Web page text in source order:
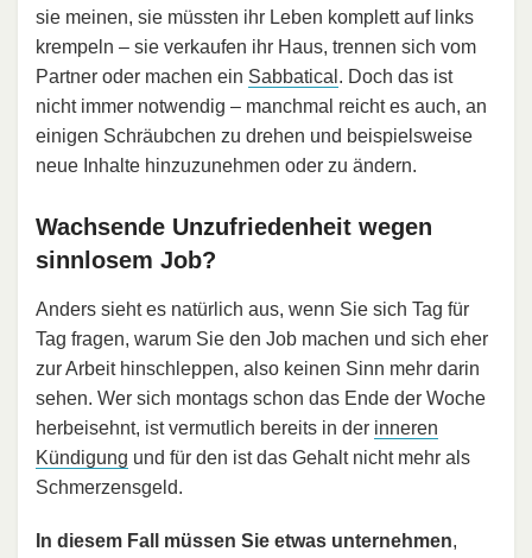
sie meinen, sie müssten ihr Leben komplett auf links
krempeln – sie verkaufen ihr Haus, trennen sich vom
Partner oder machen ein Sabbatical . Doch das ist
nicht immer notwendig – manchmal reicht es auch, an
einigen Schräubchen zu drehen und beispielsweise
neue Inhalte hinzuzunehmen oder zu ändern.
Wachsende Unzufriedenheit wegen
sinnlosem Job?
Anders sieht es natürlich aus, wenn Sie sich Tag für
Tag fragen, warum Sie den Job machen und sich eher
zur Arbeit hinschleppen, also keinen Sinn mehr darin
sehen. Wer sich montags schon das Ende der Woche
herbeisehnt, ist vermutlich bereits in der inneren
Kündigung und für den ist das Gehalt nicht mehr als
Schmerzensgeld.
In diesem Fall müssen Sie etwas unternehmen,